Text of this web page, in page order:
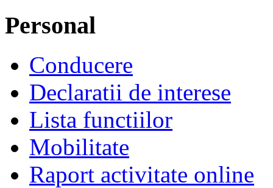
Personal
Conducere
Declaratii de interese
Lista functiilor
Mobilitate
Raport activitate online